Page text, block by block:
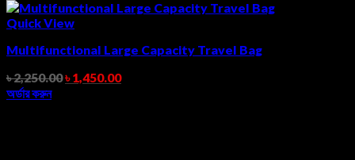
Quick View
Multifunctional Large Capacity Travel Bag
৳2,250.00৳1,450.00
অর্ডার করুন